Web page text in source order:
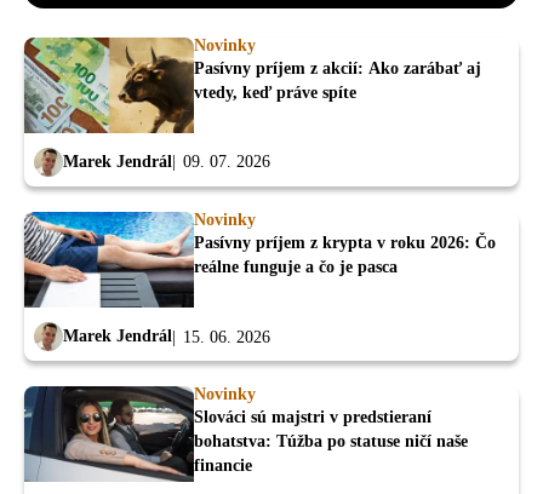
Novinky
Pasívny príjem z akcií: Ako zarábať aj
vtedy, keď práve spíte
Marek Jendrál 09. 07. 2026
Novinky
Pasívny príjem z krypta v roku 2026: Čo
reálne funguje a čo je pasca
Marek Jendrál 15. 06. 2026
Novinky
Slováci sú majstri v predstieraní
bohatstva: Túžba po statuse ničí naše
financie